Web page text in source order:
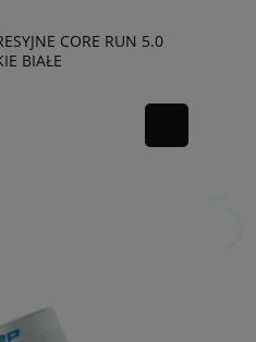
CORE RUN 5.0
BIAŁE